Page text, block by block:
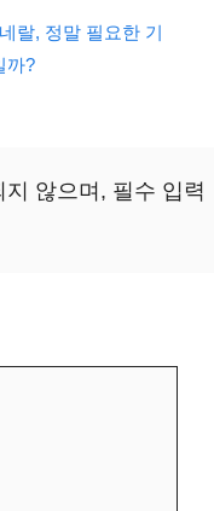
랄, 정말 필요한 기
까?
않으며, 필수 입력